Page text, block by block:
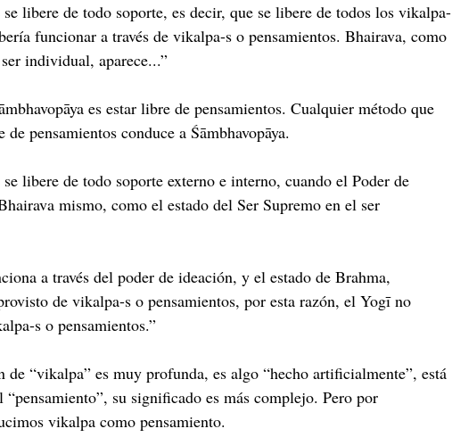
libere de todo soporte, es decir, que se libere de todos los vikalpa-
funcionar a través de vikalpa-s o pensamientos. Bhairava, como
individual, aparece...”
es estar libre de pensamientos. Cualquier método que
pensamientos conduce a Śāmbhavopāya.
libere de todo soporte externo e interno, cuando el Poder de
mismo, como el estado del Ser Supremo en el ser
a través del poder de ideación, y el estado de Brahma,
de vikalpa-s o pensamientos, por esta razón, el Yogī no
s o pensamientos.”
de “vikalpa” es muy profunda, es algo “hecho artificialmente”, está
su significado es más complejo. Pero por
vikalpa como pensamiento.